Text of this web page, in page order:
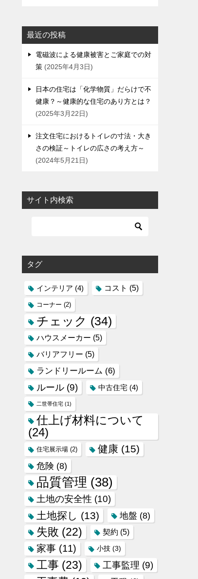
最近の投稿
電磁波による健康被害とご家庭での対
策 2025年4月3日
日本の住宅は「化学物質」だらけで不
健康？～健康的な住宅のあり方とは？
2025年3月22日
注文住宅におけるトイレの寸法・大き
さの検証～トイレの広さの考え方～
2024年5月21日
サイト内検索
タグ
インテリア (4) コスト (5)
コーナー (2)
チェック (34)
ハウスメーカー (5)
バリアフリー (5)
ランドリールーム (6)
ルール (9) 中古住宅 (4)
二世帯住宅 (1)
仕上げ材料について
(24)
住宅展示場 (2) 健康 (15)
危険 (8)
品質管理 (38)
土地の安全性 (10)
土地探し (13) 地盤 (8)
失敗 (22) 契約 (5)
家事 (11) 小技 (3)
工事 (23) 工事監理 (9)